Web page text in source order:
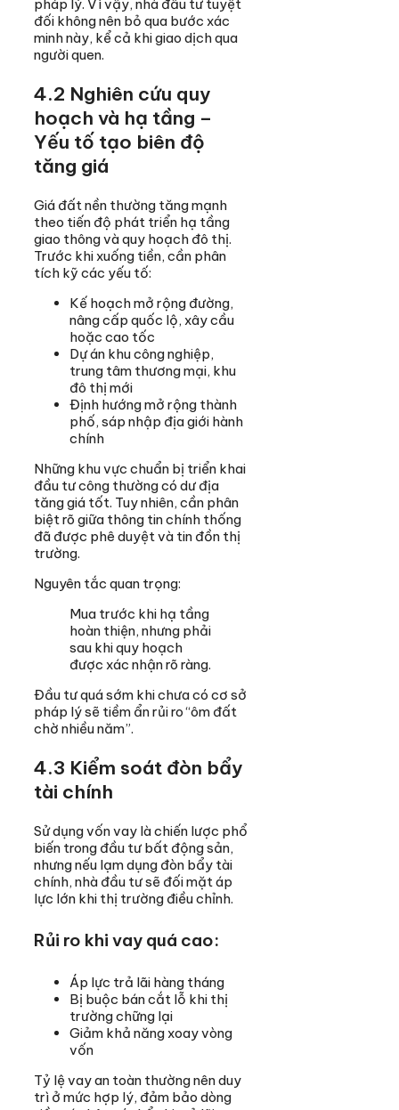
pháp lý. Vì vậy, nhà đầu tư tuyệt
đối không nên bỏ qua bước xác
minh này, kể cả khi giao dịch qua
người quen.
4.2 Nghiên cứu quy
hoạch và hạ tầng –
Yếu tố tạo biên độ
tăng giá
Giá đất nền thường tăng mạnh
theo tiến độ phát triển hạ tầng
giao thông và quy hoạch đô thị.
Trước khi xuống tiền, cần phân
tích kỹ các yếu tố:
Kế hoạch mở rộng đường,
nâng cấp quốc lộ, xây cầu
hoặc cao tốc
Dự án khu công nghiệp,
trung tâm thương mại, khu
đô thị mới
Định hướng mở rộng thành
phố, sáp nhập địa giới hành
chính
Những khu vực chuẩn bị triển khai
đầu tư công thường có dư địa
tăng giá tốt. Tuy nhiên, cần phân
biệt rõ giữa thông tin chính thống
đã được phê duyệt và tin đồn thị
trường.
Nguyên tắc quan trọng:
Mua trước khi hạ tầng
hoàn thiện, nhưng phải
sau khi quy hoạch
được xác nhận rõ ràng.
Đầu tư quá sớm khi chưa có cơ sở
pháp lý sẽ tiềm ẩn rủi ro “ôm đất
chờ nhiều năm”.
4.3 Kiểm soát đòn bẩy
tài chính
Sử dụng vốn vay là chiến lược phổ
biến trong đầu tư bất động sản,
nhưng nếu lạm dụng đòn bẩy tài
chính, nhà đầu tư sẽ đối mặt áp
lực lớn khi thị trường điều chỉnh.
Rủi ro khi vay quá cao:
Áp lực trả lãi hàng tháng
Bị buộc bán cắt lỗ khi thị
trường chững lại
Giảm khả năng xoay vòng
vốn
Tỷ lệ vay an toàn thường nên duy
trì ở mức hợp lý, đảm bảo dòng